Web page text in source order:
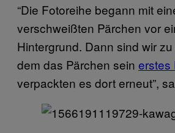
“Die Fotoreihe begann mit
verschweißten Pärchen vor
Hintergrund. Dann sind wir
dem das Pärchen sein erstes
verpackten es dort erneut”,